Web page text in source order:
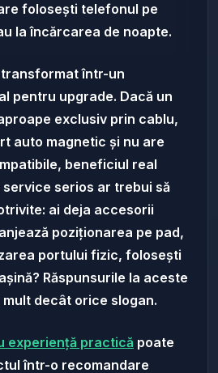
folosești telefonul pe
la încărcarea de noapte.
într-un
pentru upgrade. Dacă un
exclusiv prin cablu,
auto magnetic și nu are
beneficiul real
service serios ar trebui să
ai deja accesorii
poziționarea pe pad,
portului fizic, folosești
Răspunsurile la aceste
decât orice slogan.
experiență practică poate
într-o recomandare